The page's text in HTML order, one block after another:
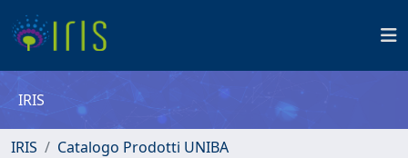
IRIS
IRIS
Catalogo Prodotti UNIBA